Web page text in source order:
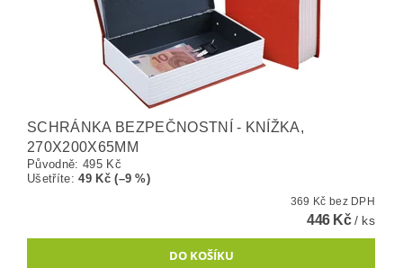
SCHRÁNKA BEZPEČNOSTNÍ - KNÍŽKA,
270X200X65MM
Původně: 495 Kč
Ušetříte:49 Kč (–9 %)
369 Kč bez DPH
446 Kč/ ks